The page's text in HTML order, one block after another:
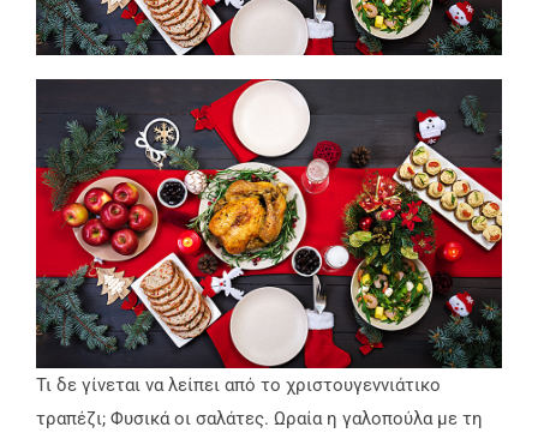
Τι δε γίνεται να λείπει από το χριστουγεννιάτικο
τραπέζι; Φυσικά οι σαλάτες. Ωραία η γαλοπούλα με τη